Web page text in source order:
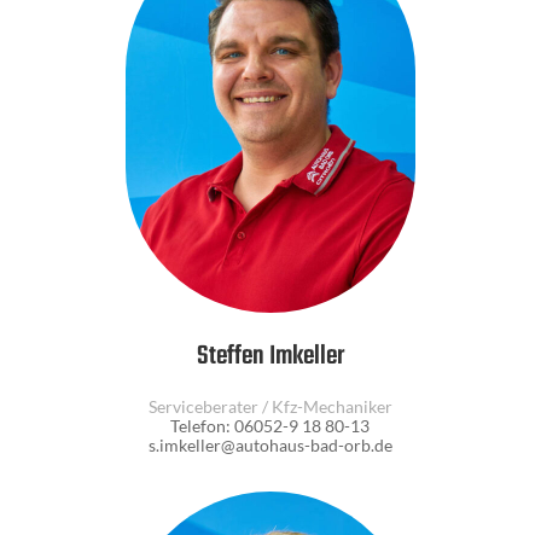
Steffen Imkeller
Serviceberater / Kfz-Mechaniker
Telefon: 06052-9 18 80-13
s.imkeller@autohaus-bad-orb.de